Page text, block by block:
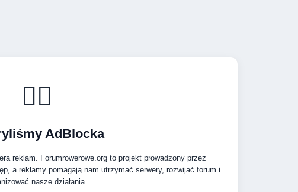
🚴‍♂️
AdBlocka
reklam. Forumrowerowe.org to projekt prowadzony przez
a reklamy pomagają nam utrzymać serwery, rozwijać forum i
nasze działania.